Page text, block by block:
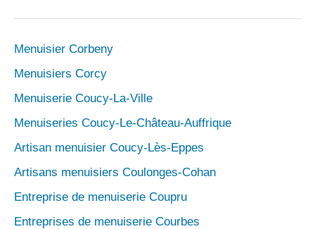
Menuisier Corbeny
Menuisiers Corcy
Menuiserie Coucy-La-Ville
Menuiseries Coucy-Le-Château-Auffrique
Artisan menuisier Coucy-Lès-Eppes
Artisans menuisiers Coulonges-Cohan
Entreprise de menuiserie Coupru
Entreprises de menuiserie Courbes